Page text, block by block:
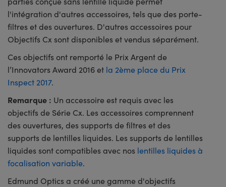
l'intégration d'autres accessoires, tels que des porte-
filtres et des ouvertures. D'autres accessoires pour
Objectifs Cx sont disponibles et vendus séparément.
Ces objectifs ont remporté le Prix Argent de
l’Innovators Award 2016 et la 2ème place du Prix
Inspect 2017.
Remarque : Un accessoire est requis avec les
objectifs de Série Cx. Les accessoires comprennent
des ouvertures, des supports de filtres et des
supports de lentilles liquides. Les supports de lentilles
liquides sont compatibles avec nos lentilles liquides à
focalisation variable.
Edmund Optics a créé une gamme d'objectifs